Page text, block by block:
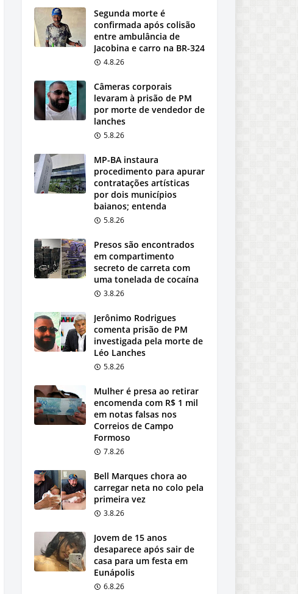
Segunda morte é
confirmada após colisão
entre ambulância de
Jacobina e carro na BR-324
4.8.26
Câmeras corporais
levaram à prisão de PM
por morte de vendedor de
lanches
5.8.26
MP-BA instaura
procedimento para apurar
contratações artísticas
por dois municípios
baianos; entenda
5.8.26
Presos são encontrados
em compartimento
secreto de carreta com
uma tonelada de cocaína
3.8.26
Jerônimo Rodrigues
comenta prisão de PM
investigada pela morte de
Léo Lanches
5.8.26
Mulher é presa ao retirar
encomenda com R$ 1 mil
em notas falsas nos
Correios de Campo
Formoso
7.8.26
Bell Marques chora ao
carregar neta no colo pela
primeira vez
3.8.26
Jovem de 15 anos
desaparece após sair de
casa para um festa em
Eunápolis
6.8.26